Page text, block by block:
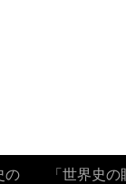
の
「世界史